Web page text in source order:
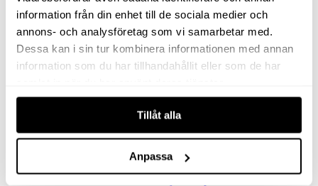
information från din enhet till de sociala medier och
annons- och analysföretag som vi samarbetar med.
Dessa kan i sin tur kombinera informationen med annan
information som du har tillhandahållit eller som de har
Tillåt alla
Anpassa
Golv- & Kombinationsmunstycke
Munstycke
Motor
Reservdelar dammsugare
Rör & handtag
Uppsamlingspåsar
Alla produkter